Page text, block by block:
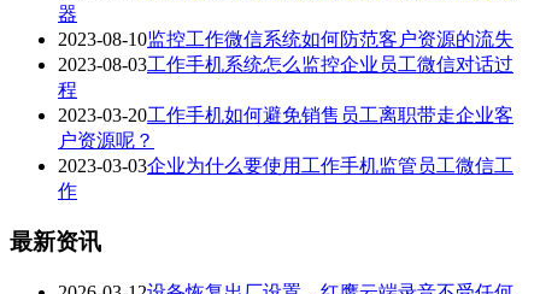
器
2023-08-10监控工作微信系统如何防范客户资源的流失
2023-08-03工作手机系统怎么监控企业员工微信对话过
程
2023-03-20工作手机如何避免销售员工离职带走企业客
户资源呢？
2023-03-03企业为什么要使用工作手机监管员工微信工
作
最新资讯